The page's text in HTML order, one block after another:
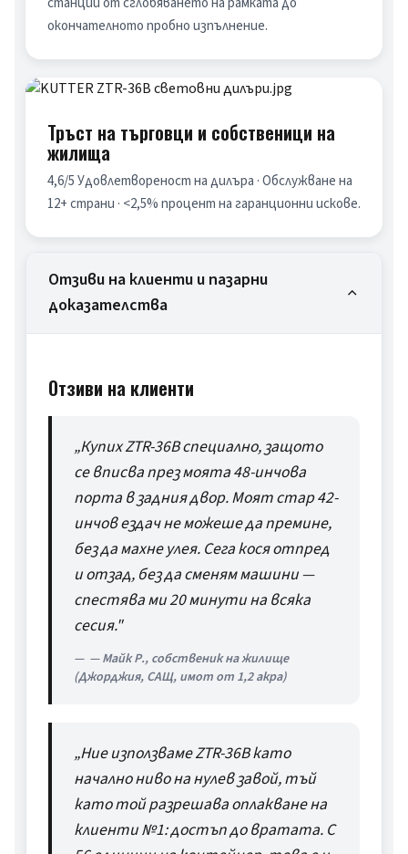
окончателното пробно изпълнение.
Тръст на търговци и собственици на
жилища
4,6/5 Удовлетвореност на дилъра · Обслужване на
12+ страни · <2,5% процент на гаранционни искове.
Отзиви на клиенти и пазарни
доказателства
Отзиви на клиенти
„Купих ZTR-36B специално, защото
се вписва през моята 48-инчова
порта в задния двор. Моят стар 42-
инчов ездач не можеше да премине,
без да махне улея. Сега кося отпред
и отзад, без да сменям машини —
спестява ми 20 минути на всяка
сесия."
— Майк Р., собственик на жилище
(Джорджия, САЩ, имот от 1,2 акра)
„Ние използваме ZTR-36B като
начално ниво на нулев завой, тъй
като той разрешава оплакване на
клиенти №1: достъп до вратата. С